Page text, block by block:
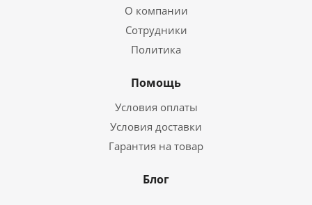
О компании
Сотрудники
Политика
Помощь
Условия оплаты
Условия доставки
Гарантия на товар
Блог